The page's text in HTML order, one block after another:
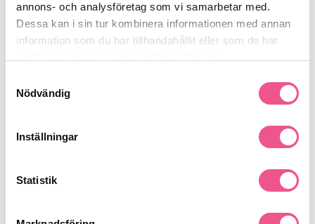
annons- och analysföretag som vi samarbetar med.
Dessa kan i sin tur kombinera informationen med annan
information som du har tillhandahållit eller som de har
Nödvändig
Inställningar
Statistik
Daglig användning för ett lätt, luftigt och fylligt resultat
Se mer